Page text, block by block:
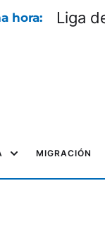
hora: Liga
MIGRACIÓN